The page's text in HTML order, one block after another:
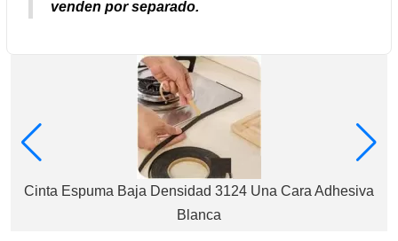
venden por separado.
Cinta Espuma Baja Densidad 3124 Una Cara Adhesiva
Blanca